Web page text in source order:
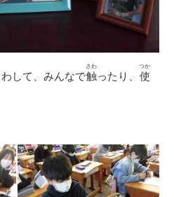
して、みんなで触
さわ
ったり、 使
つか